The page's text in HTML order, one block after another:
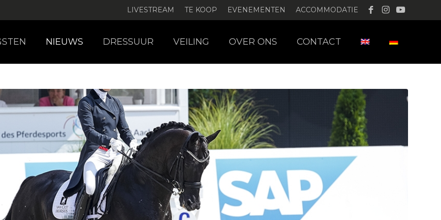
LIVESTREAM TE KOOP EVENEMENTEN ACCOMMODATIE
NIEUWS DRESSUUR VEILING OVER ONS CONTACT